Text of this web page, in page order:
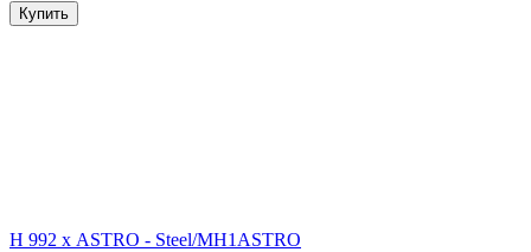
Купить
H 992 х ASTRO - Steel/MH1ASTRO